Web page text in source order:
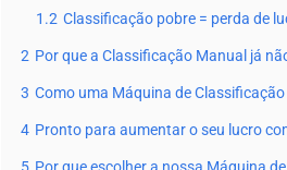
1.2 Classificação pobre = perda de
2 Por que a Classificação Manual já
3 Como uma Máquina de
4 Pronto para aumentar o seu lucro